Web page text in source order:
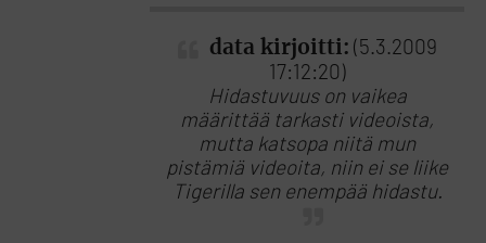
data kirjoitti: (5.3.2009
17:12:20)
Hidastuvuus on vaikea
määrittää tarkasti videoista,
mutta katsopa niitä mun
pistämiä videoita, niin ei se liike
Tigerilla sen enempää hidastu.